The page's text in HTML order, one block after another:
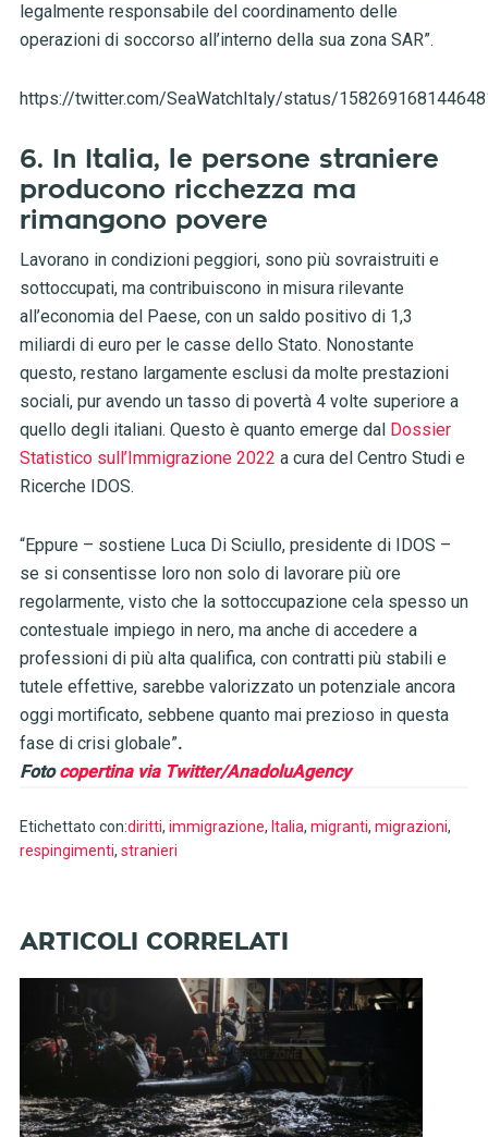
legalmente responsabile del coordinamento delle
operazioni di soccorso all’interno della sua zona SAR”.
https://twitter.com/SeaWatchItaly/status/
6. In Italia, le persone straniere
producono ricchezza ma
rimangono povere
Lavorano in condizioni peggiori, sono più sovraistruiti e
sottoccupati, ma contribuiscono in misura rilevante
all’economia del Paese, con un saldo positivo di 1,3
miliardi di euro per le casse dello Stato. Nonostante
questo, restano largamente esclusi da molte prestazioni
sociali, pur avendo un tasso di povertà 4 volte superiore a
quello degli italiani. Questo è quanto emerge dal Dossier
Statistico sull’Immigrazione 2022 a cura del Centro Studi e
Ricerche IDOS.
“Eppure – sostiene Luca Di Sciullo, presidente di IDOS –
se si consentisse loro non solo di lavorare più ore
regolarmente, visto che la sottoccupazione cela spesso un
contestuale impiego in nero, ma anche di accedere a
professioni di più alta qualifica, con contratti più stabili e
tutele effettive, sarebbe valorizzato un potenziale ancora
oggi mortificato, sebbene quanto mai prezioso in questa
fase di crisi globale”.
Fotocopertina via Twitter/AnadoluAgency
Etichettato con:diritti, immigrazione, Italia, migranti, migrazioni,
respingimenti, stranieri